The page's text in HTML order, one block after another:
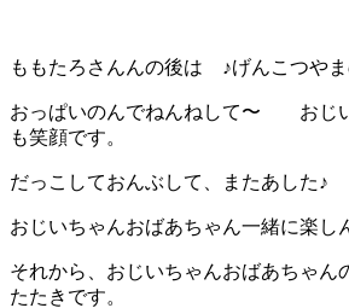
ももたろさんんの後は ♪げんこつや
おっぱいのんでねんねして〜 おじ
も笑顔です。
だっこしておんぶして、またあした♪
おじいちゃんおばあちゃん一緒に楽し
それから、おじいちゃんおばあちゃん
たたきです。